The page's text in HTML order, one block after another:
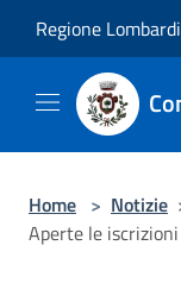
Regione
Home > Notizie
Aperte le